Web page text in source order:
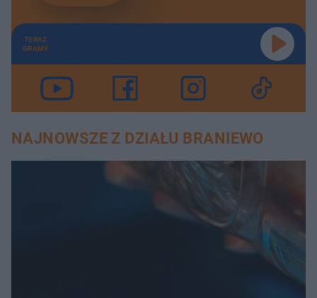
TERAZ
GRAMY
NAJNOWSZE Z DZIAŁU BRANIEWO